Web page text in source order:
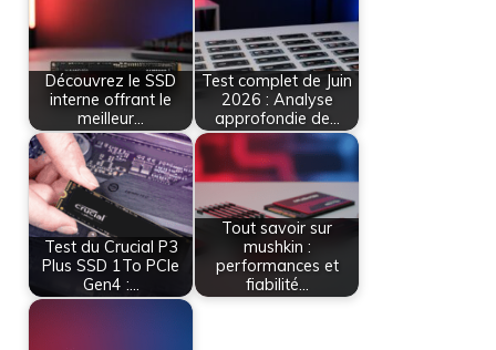
Découvrez le SSD
interne offrant le
meilleur…
Test complet de Juin
2026 : Analyse
approfondie de…
Test du Crucial P3
Plus SSD 1To PCIe
Gen4 :…
Tout savoir sur
mushkin :
performances et
fiabilité…